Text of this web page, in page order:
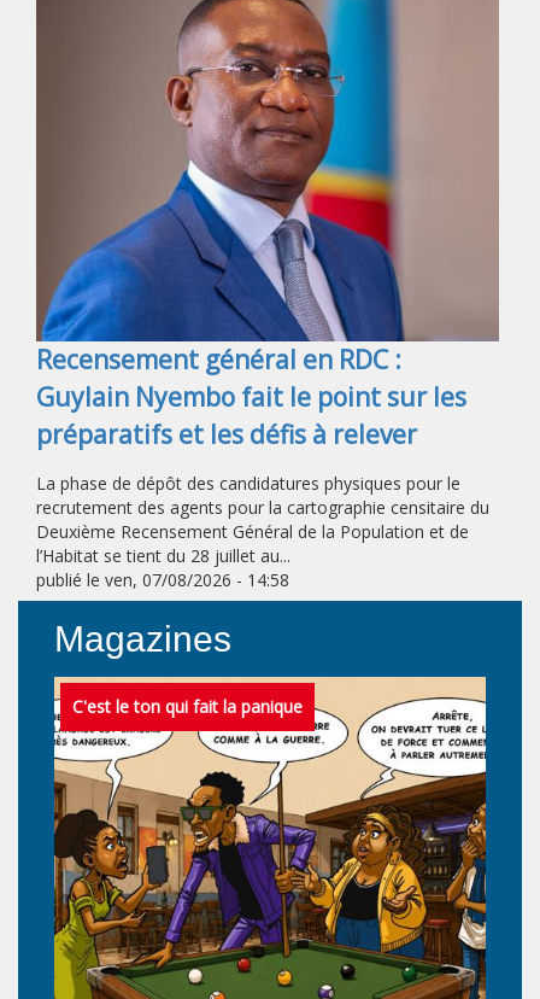
Recensement général en RDC :
Guylain Nyembo fait le point sur les
préparatifs et les défis à relever
La phase de dépôt des candidatures physiques pour le
recrutement des agents pour la cartographie censitaire du
Deuxième Recensement Général de la Population et de
l’Habitat se tient du 28 juillet au...
publié le ven, 07/08/2026 - 14:58
Magazines
C'est le ton qui fait la panique